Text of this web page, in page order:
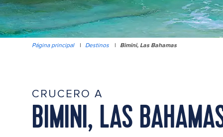
Página principal | Destinos | Bimini, Las Bahamas
CRUCERO A
BIMINI, LAS